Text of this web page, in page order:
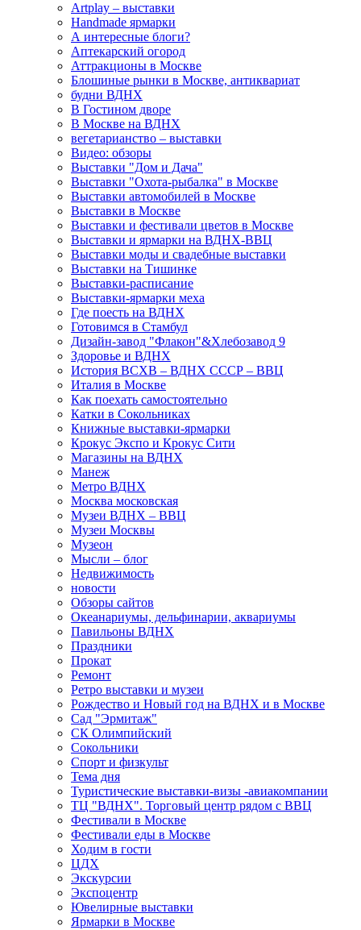
Artplay – выставки
Handmade ярмарки
А интересные блоги?
Аптекарский огород
Аттракционы в Москве
Блошиные рынки в Москве, антиквариат
будни ВДНХ
В Гостином дворе
В Москве на ВДНХ
вегетарианство – выставки
Видео: обзоры
Выставки "Дом и Дача"
Выставки "Охота-рыбалка" в Москве
Выставки автомобилей в Москве
Выставки в Москве
Выставки и фестивали цветов в Москве
Выставки и ярмарки на ВДНХ-ВВЦ
Выставки моды и свадебные выставки
Выставки на Тишинке
Выставки-расписание
Выставки-ярмарки меха
Где поесть на ВДНХ
Готовимся в Стамбул
Дизайн-завод "Флакон"&Хлебозавод 9
Здоровье и ВДНХ
История ВСХВ – ВДНХ СССР – ВВЦ
Италия в Москве
Как поехать самостоятельно
Катки в Сокольниках
Книжные выставки-ярмарки
Крокус Экспо и Крокус Сити
Магазины на ВДНХ
Манеж
Метро ВДНХ
Москва московская
Музеи ВДНХ – ВВЦ
Музеи Москвы
Музеон
Мысли – блог
Недвижимость
новости
Обзоры сайтов
Океанариумы, дельфинарии, аквариумы
Павильоны ВДНХ
Праздники
Прокат
Ремонт
Ретро выставки и музеи
Рождество и Новый год на ВДНХ и в Москве
Сад "Эрмитаж"
СК Олимпийский
Сокольники
Спорт и физкульт
Тема дня
Туристические выставки-визы -авиакомпании
ТЦ "ВДНХ". Торговый центр рядом с ВВЦ
Фестивали в Москве
Фестивали еды в Москве
Ходим в гости
ЦДХ
Экскурсии
Экспоцентр
Ювелирные выставки
Ярмарки в Москве